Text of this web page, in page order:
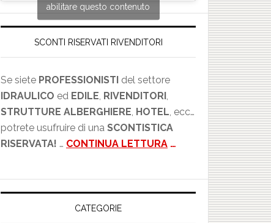
abilitare questo contenuto
SCONTI RISERVATI RIVENDITORI
Se sietePROFESSIONISTIdel settore
IDRAULICOedEDILE,RIVENDITORI,
STRUTTURE ALBERGHIERE,HOTEL, ecc…
potrete usufruire di unaSCONTISTICA
RISERVATA!…CONTINUA LETTURA…
CATEGORIE